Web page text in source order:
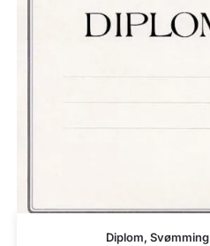
Diplom, Svømming